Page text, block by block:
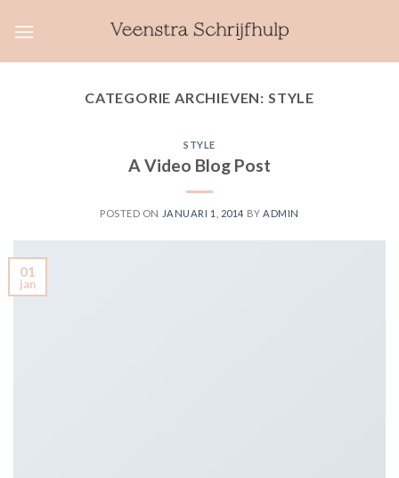
CATEGORIE ARCHIEVEN: STYLE
STYLE
A Video Blog Post
POSTED ON JANUARI 1, 2014 BY ADMIN
01
jan